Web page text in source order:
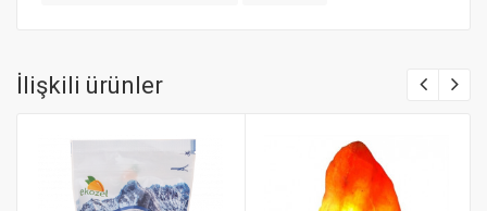
İlişkili ürünler